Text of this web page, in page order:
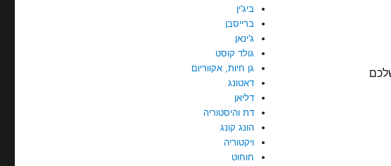
ביג'ין
ברייסבן
ג'ינאן
גולד קוסט
גן חיות, אקווריום
דאטונג
דליאן
דת והיסטוריה
הונג קונג
ויקטוריה
חוחוט